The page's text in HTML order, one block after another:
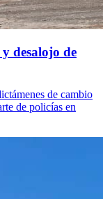
desalojo de
de cambio
de policías en